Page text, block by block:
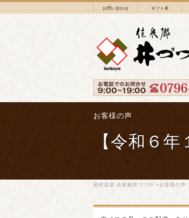
お問い合わせ ギフト券
お客様の声
【令和６
湯村温泉 佳泉郷井づつや >お客様の声